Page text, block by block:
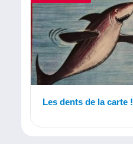
Les dents de la carte !